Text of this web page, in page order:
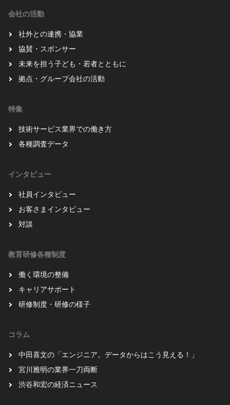
会社の活動
社外との連携・協業
協賛・スポンサー
未来を担う子ども・若者とともに
拠点・グループ会社の活動
特集
技術サービス業界での働き方
各種調査データ
インタビュー
社員インタビュー
お客さまインタビュー
対談
教育研修各種制度
働く環境の整備
キャリアサポート
研修制度・研修の様子
コラム
中田喜文の「エンジニア。データからはこう見える！」
宮川雅明の業界一刀両断
渋谷和宏の経済ニュース